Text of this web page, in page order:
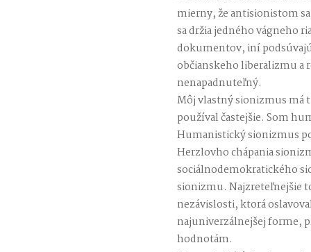
mierny, že antisionistom
sa držia jedného vágneho
dokumentov, iní
občianskeho liberalizmu a
nenapadnuteľný.
Môj vlastný sionizmus má
používal častejšie. Som
Humanistický sionizmus
Herzlovho chápania
sociálnodemokratického
sionizmu. Najzreteľnejšie
nezávislosti, ktorá
najuniverzálnejšej forme,
hodnotám.